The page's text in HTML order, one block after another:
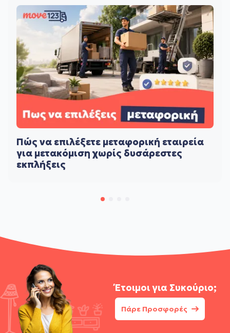
Πώς να επιλέξετε μεταφορική εταιρεία
για μετακόμιση χωρίς δυσάρεστες
εκπλήξεις
Έτοιμοι για Συκούριο;
Πάρε Προσφορές